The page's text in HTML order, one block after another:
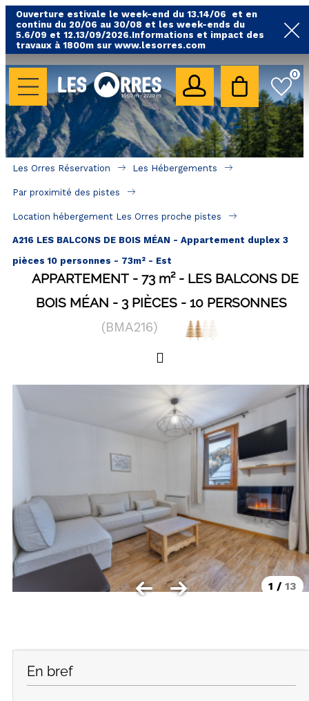
Ouverture estivale le week-end du 13.14/06 et en
continu du 20/06 au 30/08 et les week-ends du
5.6/09 et 12.13/09/2026.Informations et impact des
travaux à 1800m sur www.lesorres.com
0
LES HÉBERGEMENTS
Toutes nos locations
Hébergements avec piscine
Hébergements labellisés qualité
A proximité des remontées mécaniques ( VTT,
SÉJOURS & BONS PLANS
LOCALISATION
Les Orres 1650 centre station
Les Orres 1800 Bois Méan
Les Orres et ses hameaux
VISUALISER LE PLAN DES ORRES
BONS PLANS ACTIVITÉS
Carte Multi activités
Forfaits remontées mécaniques VTT
CONTACT / DEVIS
Les Orres Réservation Les Hébergements
Par proximité des pistes
Location hébergement Les Orres proche pistes
A216 LES BALCONS DE BOIS MÉAN - Appartement duplex 3
pièces 10 personnes - 73m² - Est
APPARTEMENT 73 m²
LES BALCONS DE
BOIS MÉAN
3 PIÈCES 10 PERSONNES
(BMA216)
1 / 13
En bref